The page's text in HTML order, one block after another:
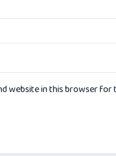
website in this browser